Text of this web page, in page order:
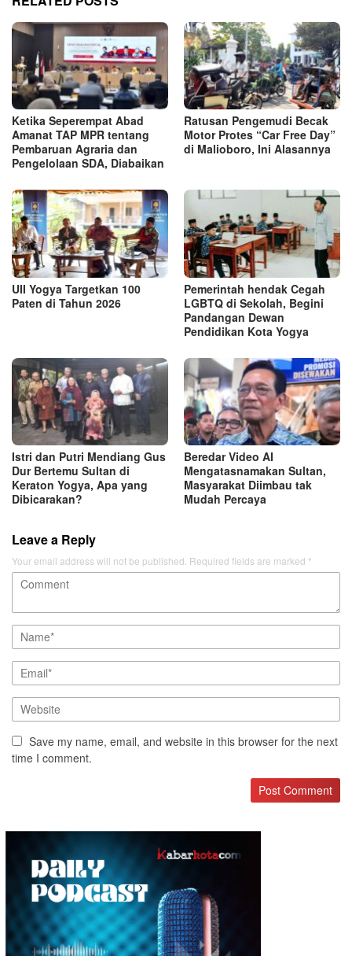
Ketika Seperempat Abad
Amanat TAP MPR tentang
Pembaruan Agraria dan
Pengelolaan SDA, Diabaikan
Ratusan Pengemudi Becak
Motor Protes “Car Free Day”
di Malioboro, Ini Alasannya
UII Yogya Targetkan 100
Paten di Tahun 2026
Pemerintah hendak Cegah
LGBTQ di Sekolah, Begini
Pandangan Dewan
Pendidikan Kota Yogya
Istri dan Putri Mendiang Gus
Dur Bertemu Sultan di
Keraton Yogya, Apa yang
Dibicarakan?
Beredar Video AI
Mengatasnamakan Sultan,
Masyarakat Diimbau tak
Mudah Percaya
Leave a Reply
Your email address will not be published. Required fields are marked *
Save my name, email, and website in this browser for the next
time I comment.